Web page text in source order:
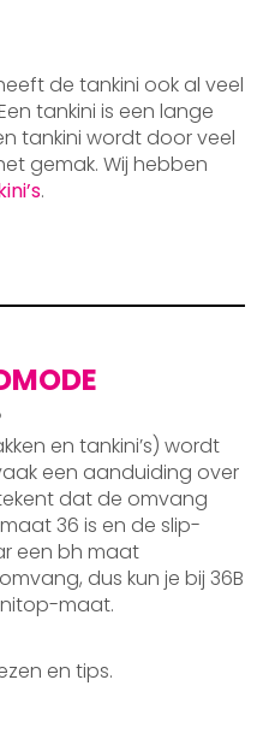
de tankini ook al veel
tankini is een lange
tankini wordt door veel
gemak. Wij hebben
.
en tankini’s) wordt
een aanduiding over
dat de omvang
36 is en de slip-
een bh maat
dus kun je bij 36B
maat.
en tips.